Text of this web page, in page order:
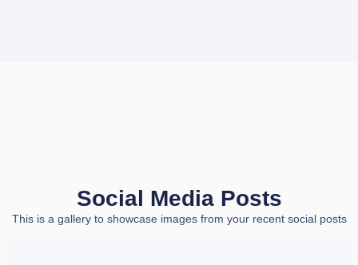
Social Media Posts
This is a gallery to showcase images from your recent social posts